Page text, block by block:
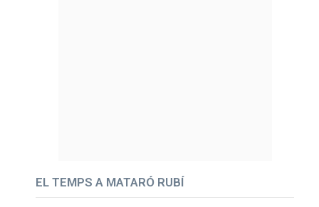
EL TEMPS A MATARÓ RUBÍ